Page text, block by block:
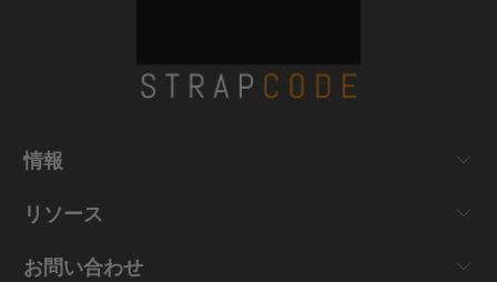
情報
リソース
お問い合わせ